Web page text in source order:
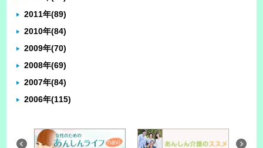
2011年(89)
2010年(84)
2009年(70)
2008年(69)
2007年(84)
2006年(115)